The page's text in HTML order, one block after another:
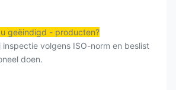
geëindigd - producten?
inspectie volgens ISO-norm en beslist
doen.